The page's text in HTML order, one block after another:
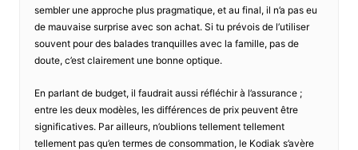
sembler une approche plus pragmatique, et au final, il n’a pas eu
de mauvaise surprise avec son achat. Si tu prévois de l’utiliser
souvent pour des balades tranquilles avec la famille, pas de
doute, c’est clairement une bonne optique.
En parlant de budget, il faudrait aussi réfléchir à l’assurance ;
entre les deux modèles, les différences de prix peuvent être
significatives. Par ailleurs, n’oublions tellement tellement
tellement pas qu’en termes de consommation, le Kodiak s’avère